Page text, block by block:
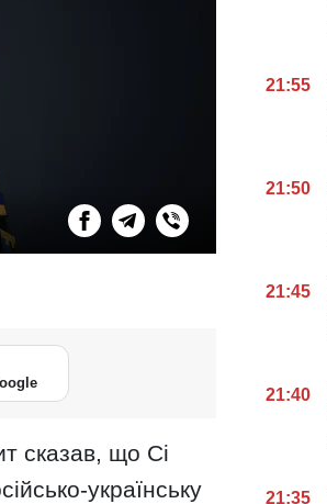
сказав, що Сі
українську
21:55
21:50
21:45
21:40
21:35